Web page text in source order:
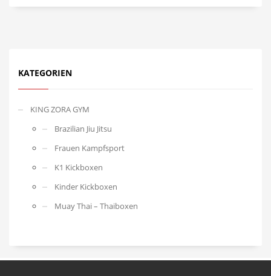
KATEGORIEN
KING ZORA GYM
Brazilian Jiu Jitsu
Frauen Kampfsport
K1 Kickboxen
Kinder Kickboxen
Muay Thai – Thaiboxen